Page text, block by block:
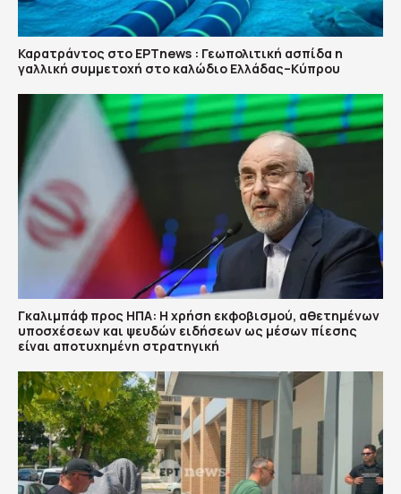
Καρατράντος στο ΕΡΤnews : Γεωπολιτική ασπίδα η
γαλλική συμμετοχή στο καλώδιο Ελλάδας–Κύπρου
Γκαλιμπάφ προς ΗΠΑ: Η χρήση εκφοβισμού, αθετημένων
υποσχέσεων και ψευδών ειδήσεων ως μέσων πίεσης
είναι αποτυχημένη στρατηγική